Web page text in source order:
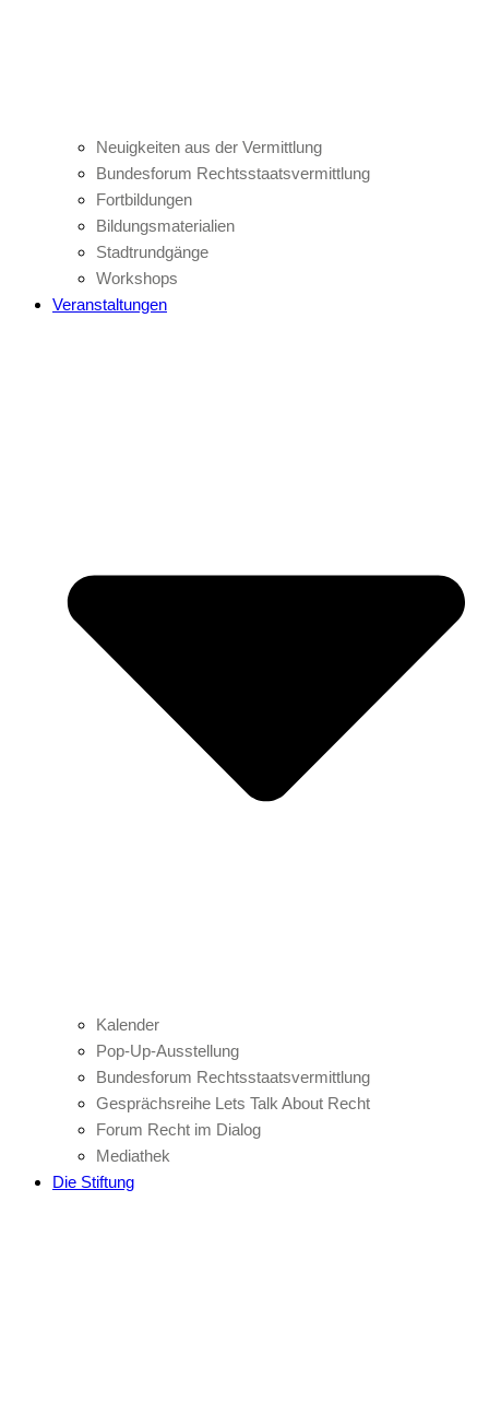
Neuigkeiten aus der Vermittlung
Bundesforum Rechtsstaatsvermittlung
Fortbildungen
Bildungsmaterialien
Stadtrundgänge
Workshops
Veranstaltungen
Kalender
Pop-Up-Ausstellung
Bundesforum Rechtsstaatsvermittlung
Gesprächsreihe Lets Talk About Recht
Forum Recht im Dialog
Mediathek
Die Stiftung